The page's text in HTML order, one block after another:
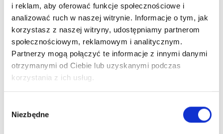
i reklam, aby oferować funkcje społecznościowe i
analizować ruch w naszej witrynie. Informacje o tym, jak
korzystasz z naszej witryny, udostępniamy partnerom
społecznościowym, reklamowym i analitycznym.
Partnerzy mogą połączyć te informacje z innymi danymi
otrzymanymi od Ciebie lub uzyskanymi podczas
korzystania z ich usług.
zgody
Niezbędne
Oryginalny produkt z autoryzowanej
dystrybucji
Wysyłka 24h z magazynu w Polsce
Szybka obsługa zwrotów i reklamacji